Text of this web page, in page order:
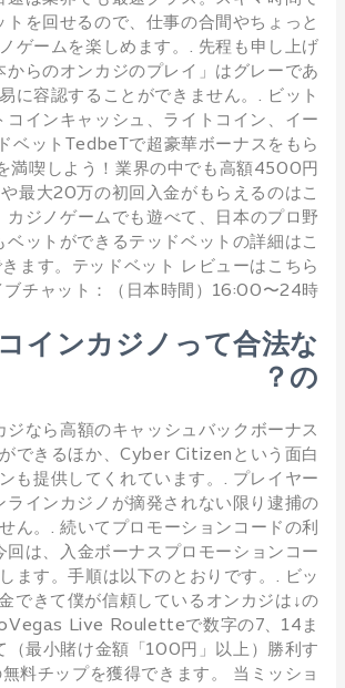
トを回せるので、仕事の合間やちょっと
ゲームを楽しめます。. 先程も申し上げ
からのオンカジのプレイ」はグレーであ
に容認することができません。. ビット
コインキャッシュ、ライトコイン、イー
ベットTedbeTで超豪華ボーナスをもら
満喫しよう！業界の中でも高額4500円
最大20万の初回入金がもらえるのはこ
カジノゲームでも遊べて、日本のプロ野
ベットができるテッドベットの詳細はこ
ます。テッドベット レビューはこちら
ブチャット：（日本時間）16:00〜24時.
インカジノって合法な
の？
なら高額のキャッシュバックボーナス
できるほか、Cyber Citizenという面白
も提供してくれています。. プレイヤー
ラインカジノが摘発されない限り逮捕の
ん。. 続いてプロモーションコードの利
回は、入金ボーナスプロモーションコー
ます。手順は以下のとおりです。. ビッ
できて僕が信頼しているオンカジは↓の
Live Rouletteで数字の7、14ま
（最小賭け金額「100円」以上）勝利す
料チップを獲得できます。 当ミッショ